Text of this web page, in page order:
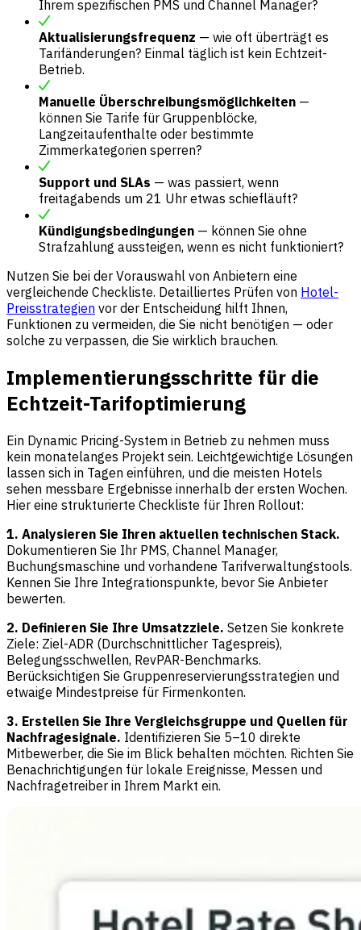
Ihrem spezifischen PMS und Channel Manager?
Aktualisierungsfrequenz — wie oft überträgt es
Tarifänderungen? Einmal täglich ist kein Echtzeit-
Betrieb.
Manuelle Überschreibungsmöglichkeiten —
können Sie Tarife für Gruppenblöcke,
Langzeitaufenthalte oder bestimmte
Zimmerkategorien sperren?
Support und SLAs — was passiert, wenn
freitagabends um 21 Uhr etwas schiefläuft?
Kündigungsbedingungen — können Sie ohne
Strafzahlung aussteigen, wenn es nicht funktioniert?
Nutzen Sie bei der Vorauswahl von Anbietern eine
vergleichende Checkliste. Detailliertes Prüfen von Hotel-
Preisstrategien vor der Entscheidung hilft Ihnen,
Funktionen zu vermeiden, die Sie nicht benötigen — oder
solche zu verpassen, die Sie wirklich brauchen.
Implementierungsschritte für die
Echtzeit-Tarifoptimierung
Ein Dynamic Pricing-System in Betrieb zu nehmen muss
kein monatelanges Projekt sein. Leichtgewichtige Lösungen
lassen sich in Tagen einführen, und die meisten Hotels
sehen messbare Ergebnisse innerhalb der ersten Wochen.
Hier eine strukturierte Checkliste für Ihren Rollout:
1. Analysieren Sie Ihren aktuellen technischen Stack.
Dokumentieren Sie Ihr PMS, Channel Manager,
Buchungsmaschine und vorhandene Tarifverwaltungstools.
Kennen Sie Ihre Integrationspunkte, bevor Sie Anbieter
bewerten.
2. Definieren Sie Ihre Umsatzziele. Setzen Sie konkrete
Ziele: Ziel-ADR (Durchschnittlicher Tagespreis),
Belegungsschwellen, RevPAR-Benchmarks.
Berücksichtigen Sie Gruppenreservierungsstrategien und
etwaige Mindestpreise für Firmenkonten.
3. Erstellen Sie Ihre Vergleichsgruppe und Quellen für
Nachfragesignale. Identifizieren Sie 5–10 direkte
Mitbewerber, die Sie im Blick behalten möchten. Richten Sie
Benachrichtigungen für lokale Ereignisse, Messen und
Nachfragetreiber in Ihrem Markt ein.